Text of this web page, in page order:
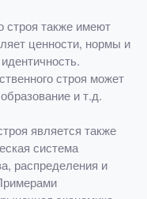
строя также имеют
ценности, нормы и
строя может
и т.д.
является также
система
распределения и